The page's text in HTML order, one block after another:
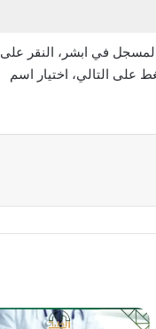
في ابشر، النقر على
على التالي، اختيار اسم